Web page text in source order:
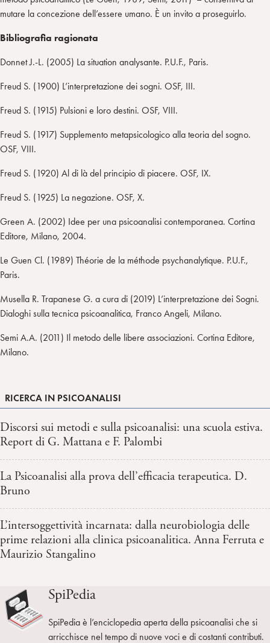
mutare la concezione dell’essere umano. È un invito a proseguirlo.
Bibliografia ragionata
Donnet J.-L. (2005) La situation analysante. P.U.F., Paris.
Freud S. (1900) L’interpretazione dei sogni. OSF, III.
Freud S. (1915) Pulsioni e loro destini. OSF, VIII.
Freud S. (1917) Supplemento metapsicologico alla teoria del sogno.
OSF, VIII.
Freud S. (1920) Al di là del principio di piacere. OSF, IX.
Freud S. (1925) La negazione. OSF, X.
Green A. (2002) Idee per una psicoanalisi contemporanea. Cortina
Editore, Milano, 2004.
Le Guen Cl. (1989) Théorie de la méthode psychanalytique. P.U.F.,
Paris.
Musella R. Trapanese G. a cura di (2019) L’interpretazione dei Sogni.
Dialoghi sulla tecnica psicoanalitica, Franco Angeli, Milano.
Semi A.A. (2011) Il metodo delle libere associazioni. Cortina Editore,
Milano.
RICERCA IN PSICOANALISI
Discorsi sui metodi e sulla psicoanalisi: una scuola estiva.
Report di G. Mattana e F. Palombi
La Psicoanalisi alla prova dell’efficacia terapeutica. D.
Bruno
L’intersoggettività incarnata: dalla neurobiologia delle
prime relazioni alla clinica psicoanalitica. Anna Ferruta e
Maurizio Stangalino
SpiPedia
SpiPedia è l’enciclopedia aperta della psicoanalisi che si
arricchisce nel tempo di nuove voci e di costanti contributi.